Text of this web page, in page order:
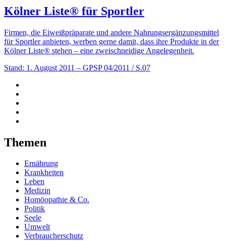
Kölner Liste® für Sportler
Firmen, die Eiweißpräparate und andere Nahrungsergänzungsmittel
für Sportler anbieten, werben gerne damit, dass ihre Produkte in der
Kölner Liste® stehen – eine zweischneidige Angelegenheit.
Stand: 1. August 2011 – GPSP 04/2011 / S.07
Themen
Ernährung
Krankheiten
Leben
Medizin
Homöopathie & Co.
Politik
Seele
Umwelt
Verbraucherschutz